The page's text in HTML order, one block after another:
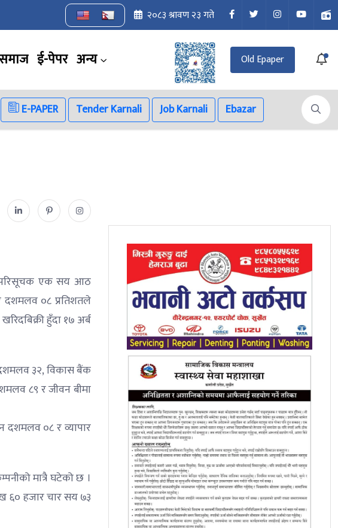
२०८३ श्रावण २३ गते
ई-पेपर अन्य Old Epaper
E-PAPER Tender Karnali Job Karnali Ebazar
परिसूचक एक सय आठ
०८ प्रतिशतले
हुँदा १७ अर्ब
३२, विकास बैंक
८९ र जीवन बीमा
दशमलव ०८ र व्यापार
मात्रै घटेको छ ।
६० हजार चार सय ७३